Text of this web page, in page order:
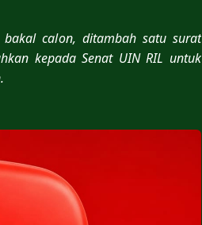
calon, ditambah satu surat
kepada Senat UIN RIL untuk